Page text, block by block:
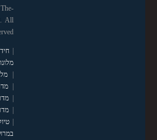
All
|
|
|
|
|
|